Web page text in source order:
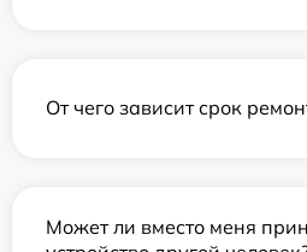
От чего зависит срок
Может ли вместо меня